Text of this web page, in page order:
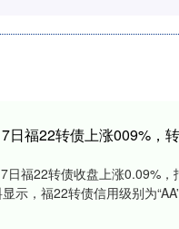
日福22转债上涨009%，
日福22转债收盘上涨0.09%
示，福22转债信用级别为